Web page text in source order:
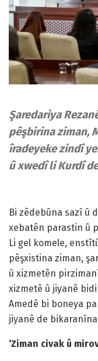
Şaredariya
pêşbirina ziman,
îradeyeke zindî
û xwedî li Kurdî
Bi zêdebûna sazî û
xebatên parastin û
Li gel komele,
pêşxistina ziman,
û xizmetên
xizmetê û jiyanê
Amedê bi boneya
jiyanê de
‘Ziman civak û